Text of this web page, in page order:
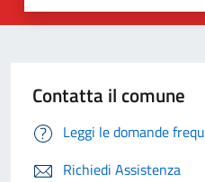
Contatta il comune
Leggi le domande
Richiedi Assistenza